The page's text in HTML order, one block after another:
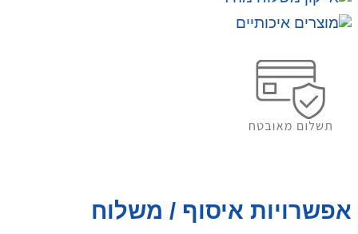
אפשרויות איסוף / משלוח